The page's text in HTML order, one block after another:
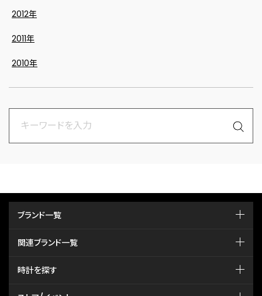
2012年
2011年
2010年
ブランド一覧
関連ブランド一覧
時計を探す